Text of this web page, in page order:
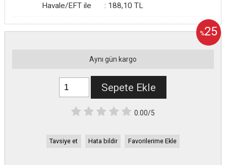
Havale/EFT ile : 188,10 TL
%25
Aynı gün kargo
Sepete Ekle
0.00/5
Tavsiye et Hata bildir Favorilerime Ekle